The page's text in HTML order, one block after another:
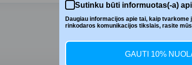
Sutinku būti informuotas(-a)
Daugiau informacijos apie tai, kaip tvarkome
rinkodaros komunikacijos tikslais, rasite
GAUTI 10%